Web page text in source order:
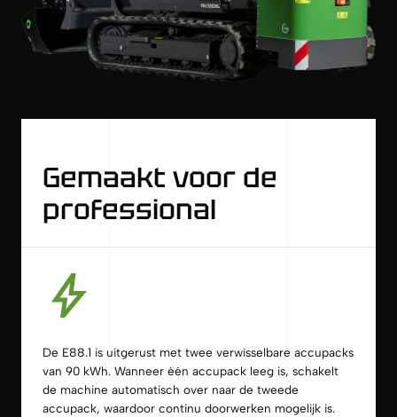
Gemaakt voor de
professional
De E88.1 is uitgerust met twee verwisselbare accupacks
van 90 kWh. Wanneer één accupack leeg is, schakelt
de machine automatisch over naar de tweede
accupack, waardoor continu doorwerken mogelijk is.